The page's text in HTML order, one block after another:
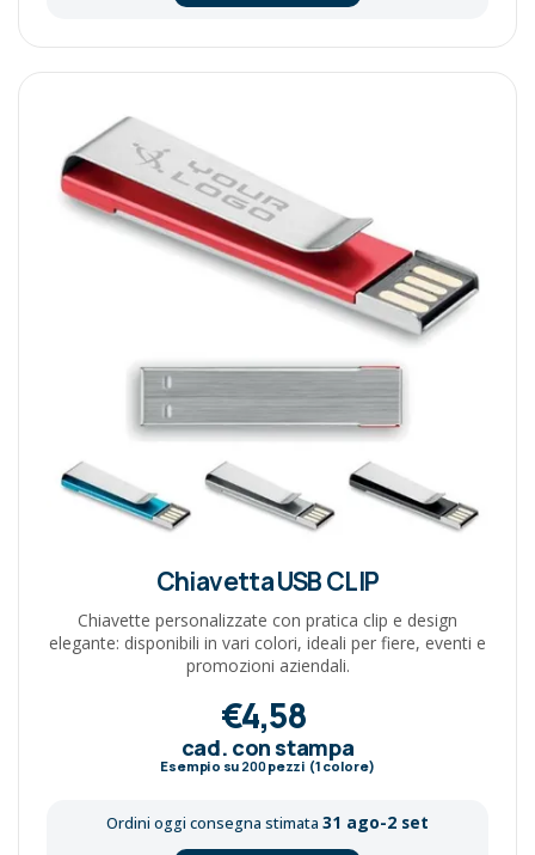
Chiavetta USB CLIP
Chiavette personalizzate con pratica clip e design
elegante: disponibili in vari colori, ideali per fiere, eventi e
promozioni aziendali.
€4,58
cad. con stampa
Esempio su 200pezzi (1 colore)
Ordini oggi consegna stimata 31 ago-2 set